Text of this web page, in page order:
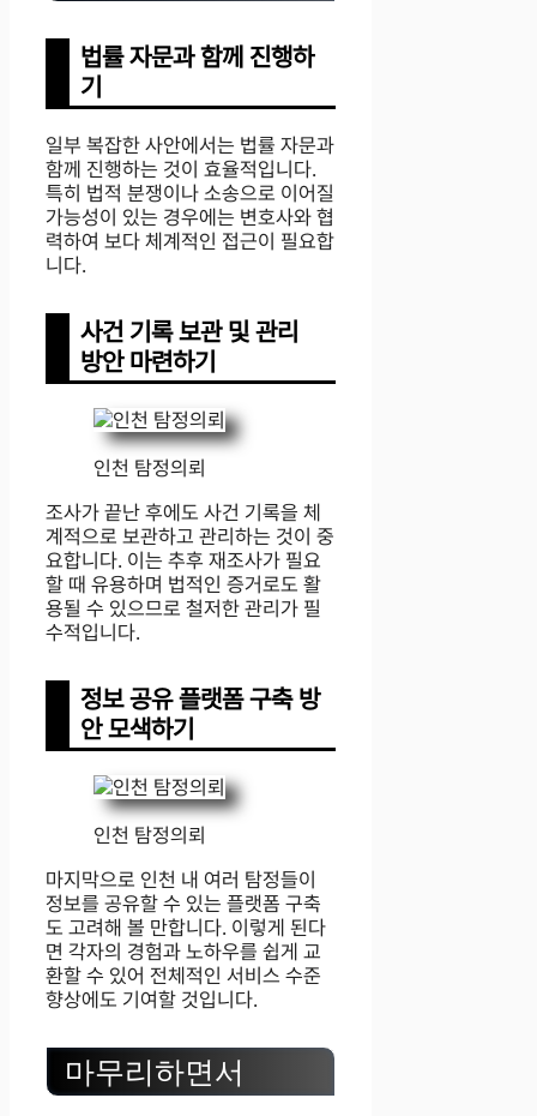
법률 자문과 함께 진행하
기
일부 복잡한 사안에서는 법률 자문과
함께 진행하는 것이 효율적입니다.
특히 법적 분쟁이나 소송으로 이어질
가능성이 있는 경우에는 변호사와 협
력하여 보다 체계적인 접근이 필요합
니다.
사건 기록 보관 및 관리
방안 마련하기
인천 탐정의뢰
조사가 끝난 후에도 사건 기록을 체
계적으로 보관하고 관리하는 것이 중
요합니다. 이는 추후 재조사가 필요
할 때 유용하며 법적인 증거로도 활
용될 수 있으므로 철저한 관리가 필
수적입니다.
정보 공유 플랫폼 구축 방
안 모색하기
인천 탐정의뢰
마지막으로 인천 내 여러 탐정들이
정보를 공유할 수 있는 플랫폼 구축
도 고려해 볼 만합니다. 이렇게 된다
면 각자의 경험과 노하우를 쉽게 교
환할 수 있어 전체적인 서비스 수준
향상에도 기여할 것입니다.
마무리하면서